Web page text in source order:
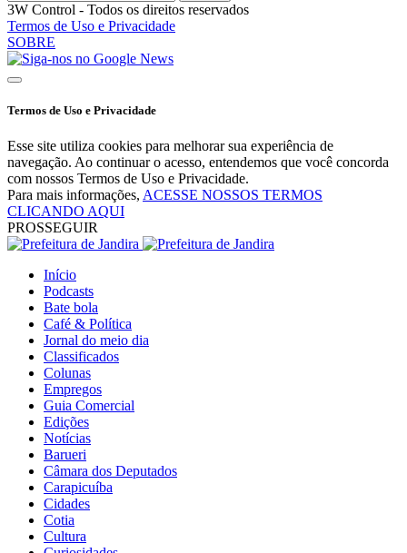
3W Control - Todos os direitos reservados
Termos de Uso e Privacidade
SOBRE
Termos de Uso e Privacidade
Esse site utiliza cookies para melhorar sua experiência de
navegação. Ao continuar o acesso, entendemos que você concorda
com nossos Termos de Uso e Privacidade.
Para mais informações, ACESSE NOSSOS TERMOS
CLICANDO AQUI
PROSSEGUIR
Início
Podcasts
Bate bola
Café & Política
Jornal do meio dia
Classificados
Colunas
Empregos
Guia Comercial
Edições
Notícias
Barueri
Câmara dos Deputados
Carapicuíba
Cidades
Cotia
Cultura